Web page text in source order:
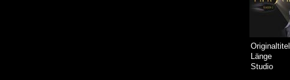
Originaltitel
Länge
Studio